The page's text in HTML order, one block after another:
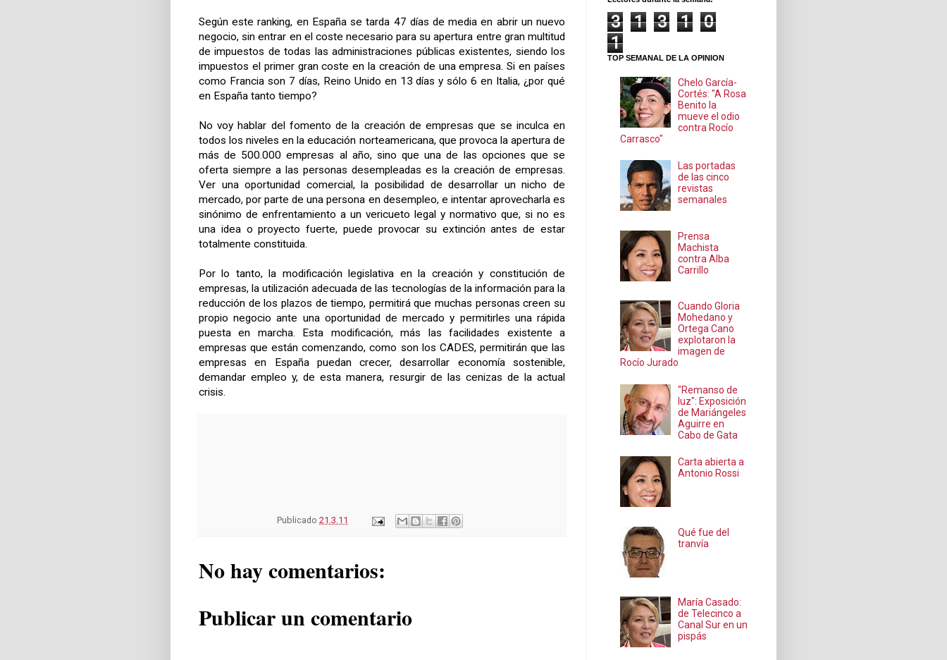
Según este ranking, en España se tarda 47 días de media en abrir un nuevo
negocio, sin entrar en el coste necesario para su apertura entre gran multitud
de impuestos de todas las administraciones públicas existentes, siendo los
impuestos el primer gran coste en la creación de una empresa. Si en países
como Francia son 7 días, Reino Unido en 13 días y sólo 6 en Italia, ¿por qué
en España tanto tiempo?
No voy hablar del fomento de la creación de empresas que se inculca en
todos los niveles en la educación norteamericana, que provoca la apertura de
más de 500.000 empresas al año, sino que una de las opciones que se
oferta siempre a las personas desempleadas es la creación de empresas.
Ver una oportunidad comercial, la posibilidad de desarrollar un nicho de
mercado, por parte de una persona en desempleo, e intentar aprovecharla es
sinónimo de enfrentamiento a un vericueto legal y normativo que, si no es
una idea o proyecto fuerte, puede provocar su extinción antes de estar
totalmente constituida.
Por lo tanto, la modificación legislativa en la creación y constitución de
empresas, la utilización adecuada de las tecnologías de la información para la
reducción de los plazos de tiempo, permitirá que muchas personas creen su
propio negocio ante una oportunidad de mercado y permitirles una rápida
puesta en marcha. Esta modificación, más las facilidades existente a
empresas que están comenzando, como son los CADES, permitirán que las
empresas en España puedan crecer, desarrollar economía sostenible,
demandar empleo y, de esta manera, resurgir de las cenizas de la actual
crisis.
Publicado 21.3.11
No hay comentarios:
Publicar un comentario
3 1 3 1
0
1
TOP SEMANAL DE LA OPINION
Chelo García-
Cortés: "A Rosa
Benito la
mueve el odio
contra Rocío
Carrasco"
Las portadas
de las cinco
revistas
semanales
Prensa
Machista
contra Alba
Carrillo
Cuando Gloria
Mohedano y
Ortega Cano
explotaron la
imagen de
Rocío Jurado
"Remanso de
luz": Exposición
de Mariángeles
Aguirre en
Cabo de Gata
Carta abierta a
Antonio Rossi
Qué fue del
tranvía
María Casado:
de Telecinco a
Canal Sur en un
pispás